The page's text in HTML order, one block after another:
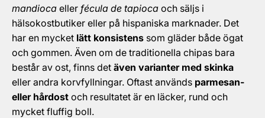
mandioca eller fécula de tapioca och säljs i
hälsokostbutiker eller på hispaniska marknader. Det
har en mycket lätt konsistens som gläder både ögat
och gommen. Även om de traditionella chipas bara
består av ost, finns det även varianter med skinka
eller andra korvfyllningar. Oftast används parmesan-
eller hårdost och resultatet är en läcker, rund och
mycket fluffig boll.